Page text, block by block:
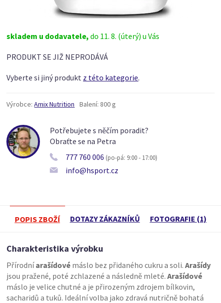
skladem u dodavatele,do 11. 8. (úterý) u Vás
PRODUKT SE JIŽ NEPRODÁVÁ
Vyberte si jiný produkt z této kategorie.
Výrobce: Amix Nutrition Balení: 800 g
Potřebujete s něčím poradit?
Obraťte se na Petra
777 760 006 (po-pá: 9:00 - 17:00)
info@hsport.cz
POPIS ZBOŽÍ DOTAZY ZÁKAZNÍKŮ FOTOGRAFIE (1)
Charakteristika výrobku
Přírodníarašídové máslo bez přidaného cukru a soli.Arašídy
jsou pražené, poté zchlazené a následně mleté.Arašídové
máslo je velice chutné a je přirozeným zdrojem bílkovin,
sacharidů a tuků. Ideální volba jako zdravá nutričně bohatá